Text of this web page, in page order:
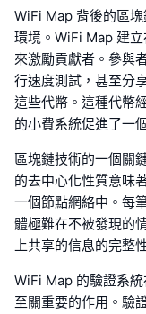
WiFi Map 背後的區
環境。WiFi Map 建
來激勵貢獻者。參與
行速度測試，甚至分
這些代幣。這種代幣
的小費系統促進了一
區塊鏈技術的一個關
的去中心化性質意味
一個節點網絡中。每
體極難在不被發現的
上共享的信息的完整
WiFi Map 的驗證系
至關重要的作用。驗